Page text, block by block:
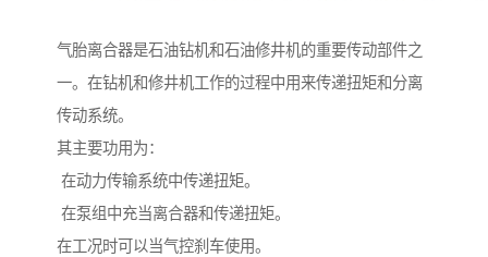
气胎离合器是石油钻机和石油修井机的重要传动部件之
一。在钻机和修井机工作的过程中用来传递扭矩和分离
传动系统。
其主要功用为：
在动力传输系统中传递扭矩。
在泵组中充当离合器和传递扭矩。
在工况时可以当气控刹车使用。